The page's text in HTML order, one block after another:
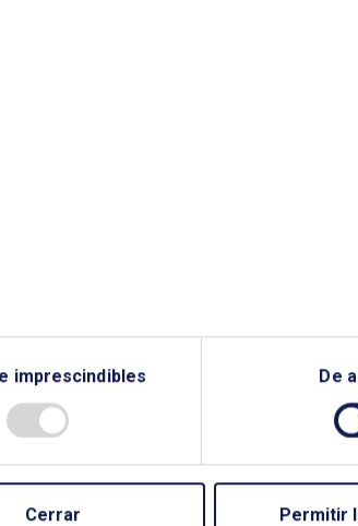
imprescindibles De
Cerrar Permitir
y
claves
transición
por
donde
y en particular
con
en 2050,
como
aquí tienes